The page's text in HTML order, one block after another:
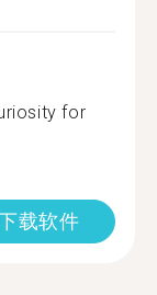
for
载软件